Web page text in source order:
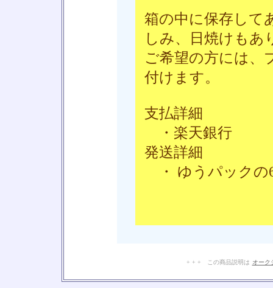
箱の中に保存して
しみ、日焼けもあ
ご希望の方には、
付けます。
支払詳細
・楽天銀行
発送詳細
・ ゆうパックの
+ + + この商品説明は オーク